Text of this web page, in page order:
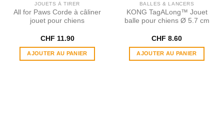
JOUETS À TIRER
All for Paws Corde à câliner
jouet pour chiens
CHF 11.90
AJOUTER AU PANIER
BALLES & LANCERS
KONG TagALong™ Jouet
balle pour chiens Ø 5.7 cm
CHF 8.60
AJOUTER AU PANIER